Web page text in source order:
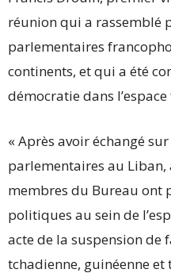
réunion qui a rassemblé
parlementaires
continents, et qui a été
démocratie dans
« Après avoir échangé
parlementaires au Liban,
membres du Bureau ont
politiques au sein de
acte de la suspension de
tchadienne, guinéenne et